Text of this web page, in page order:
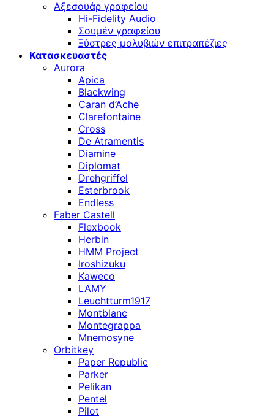
Αξεσουάρ γραφείου
Hi-Fidelity Audio
Σουμέν γραφείου
Ξύστρες μολυβιών επιτραπέζιες
Κατασκευαστές
Aurora
Apica
Blackwing
Caran d’Ache
Clarefontaine
Cross
De Atramentis
Diamine
Diplomat
Drehgriffel
Esterbrook
Endless
Faber Castell
Flexbook
Herbin
HMM Project
Iroshizuku
Kaweco
LAMY
Leuchtturm1917
Montblanc
Montegrappa
Mnemosyne
Orbitkey
Paper Republic
Parker
Pelikan
Pentel
Pilot